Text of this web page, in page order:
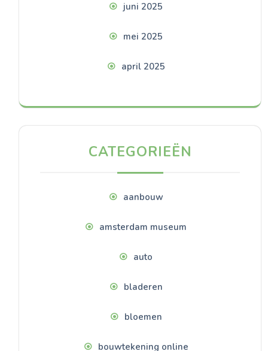
juni 2025
mei 2025
april 2025
CATEGORIEËN
aanbouw
amsterdam museum
auto
bladeren
bloemen
bouwtekening online